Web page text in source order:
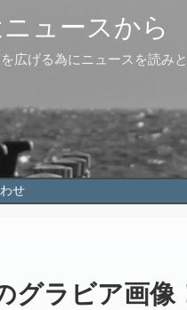
ュースから
広げる為にニュースを読み
せ
グラビア画像